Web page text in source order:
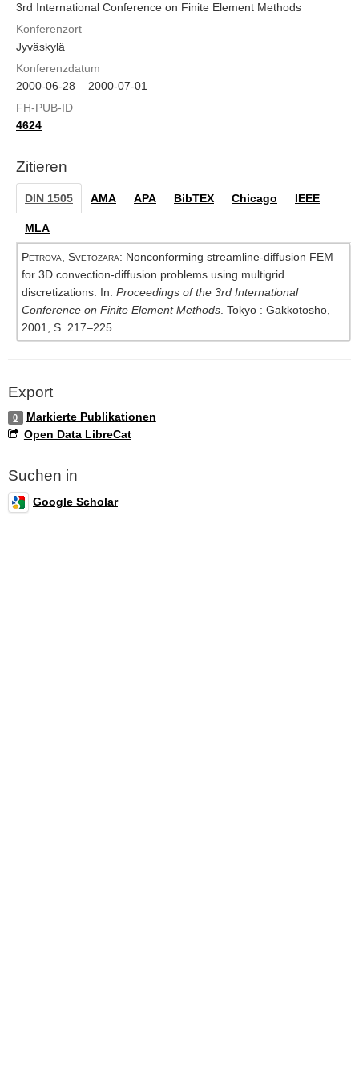
3rd International Conference on Finite Element Methods
Konferenzort
Jyväskylä
Konferenzdatum
2000-06-28 – 2000-07-01
FH-PUB-ID
4624
Zitieren
DIN 1505 AMA APA BibTEX Chicago IEEE
MLA
Petrova, Svetozara: Nonconforming streamline-diffusion FEM
for 3D convection-diffusion problems using multigrid
discretizations. In: Proceedings of the 3rd International
Conference on Finite Element Methods . Tokyo : Gakkōtosho,
2001, S. 217–225
Export
0
Markierte Publikationen
Open Data LibreCat
Suchen in
Google Scholar